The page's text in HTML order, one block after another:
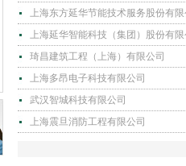
上海东方延华节能技术服务股份有
上海延华智能科技（集团）股份有
琦昌建筑工程（上海）有限公司
上海多昂电子科技有限公司
武汉智城科技有限公司
上海震旦消防工程有限公司